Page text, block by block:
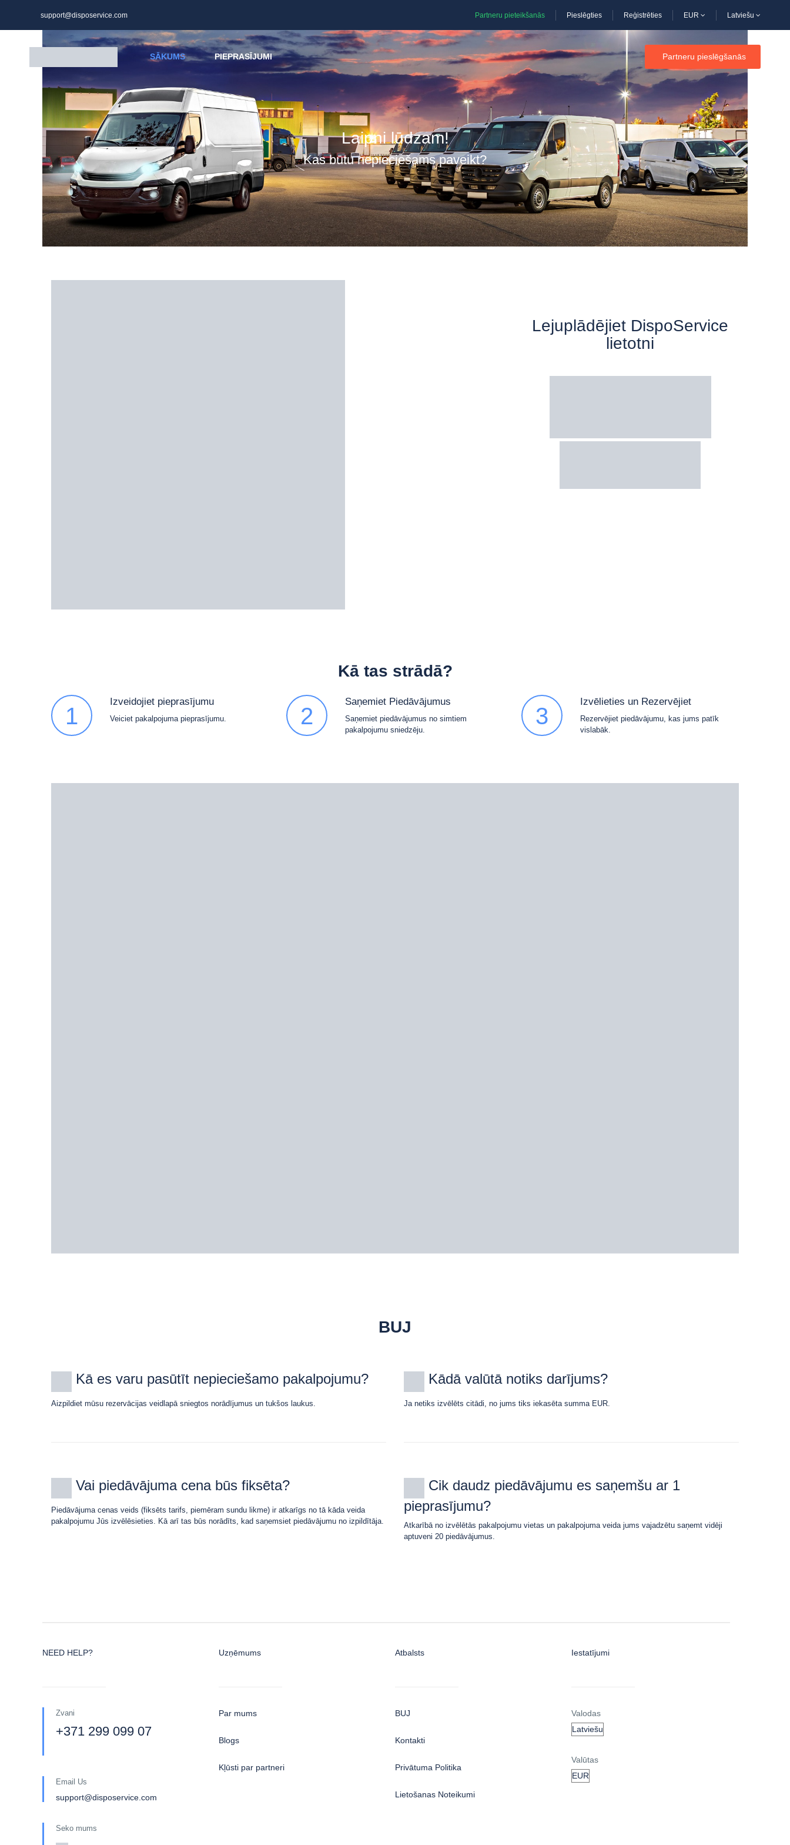
support@disposervice.com Partneru pieteikšanās Pieslēgties Reģistrēties EUR Latviešu
SĀKUMS PIEPRASĪJUMI Partneru pieslēgšanās
Laipni lūdzam!
Kas būtu nepieciešams paveikt?
Lejuplādējiet DispoService
lietotni
Kā tas strādā?
1
Izveidojiet pieprasījumu
Veiciet pakalpojuma pieprasījumu. 2
Saņemiet Piedāvājumus
Saņemiet piedāvājumus no simtiem
pakalpojumu sniedzēju.
3
Izvēlieties un Rezervējiet
Rezervējiet piedāvājumu, kas jums patīk
vislabāk.
BUJ
Kā es varu pasūtīt nepieciešamo pakalpojumu?
Aizpildiet mūsu rezervācijas veidlapā sniegtos norādījumus un tukšos laukus.
Vai piedāvājuma cena būs fiksēta?
Piedāvājuma cenas veids (fiksēts tarifs, piemēram sundu likme) ir atkarīgs no tā kāda veida
pakalpojumu Jūs izvēlēsieties. Kā arī tas būs norādīts, kad saņemsiet piedāvājumu no izpildītāja.
Kādā valūtā notiks darījums?
Ja netiks izvēlēts citādi, no jums tiks iekasēta summa EUR.
Cik daudz piedāvājumu es saņemšu ar 1
pieprasījumu?
Atkarībā no izvēlētās pakalpojumu vietas un pakalpojuma veida jums vajadzētu saņemt vidēji
aptuveni 20 piedāvājumus.
NEED HELP?
Zvani
+371 299 099 07
Email Us
support@disposervice.com
Seko mums
Uzņēmums
Par mums
Blogs
Kļūsti par partneri
Atbalsts
BUJ
Kontakti
Privātuma Politika
Lietošanas Noteikumi
Iestatījumi
Valodas
Valūtas